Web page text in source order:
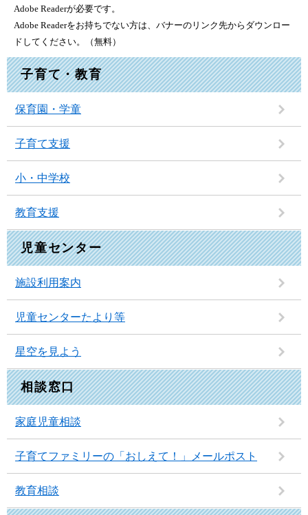
Adobe Readerが必要です。
Adobe Readerをお持ちでない方は、バナーのリンク先からダウンロー
ドしてください。（無料）
子育て・教育
保育園・学童
子育て支援
小・中学校
教育支援
児童センター
施設利用案内
児童センターたより等
星空を見よう
相談窓口
家庭児童相談
子育てファミリーの「おしえて！」メールポスト
教育相談